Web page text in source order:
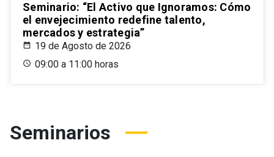
Seminario: “El Activo que Ignoramos: Cómo
el envejecimiento redefine talento,
mercados y estrategia”
19 de Agosto de 2026
09:00 a 11:00 horas
Seminarios